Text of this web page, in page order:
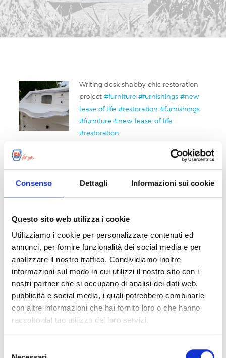
Consenso Dettagli Informazioni sui cookie
Questo sito web utilizza i cookie
Utilizziamo i cookie per personalizzare contenuti ed
annunci, per fornire funzionalità dei social media e per
analizzare il nostro traffico. Condividiamo inoltre
informazioni sul modo in cui utilizzi il nostro sito con i
nostri partner che si occupano di analisi dei dati web,
pubblicità e social media, i quali potrebbero combinarle
con altre informazioni che hai fornito loro o che hanno
raccolto dal tuo utilizzo dei loro servizi.
all’utilizzo di tutti i cookie, mentre cliccando su “
Accetta
Writing desk shabby chic restoration
project#furniture #furnishings #new
lease of life #restoration #furnishings
#furniture #new-lease-of-life
#restoration
Garden table restoration with water-
#restoration #teak #maintenance
#table #outdoor
#garden furniture
#new lease of life
#restoration
#maintenance
#table
#exterior
#garden-furniture #new-lease-of-life
#restoration
#maintenance
#outdoor
#table
RINK9
#new lease